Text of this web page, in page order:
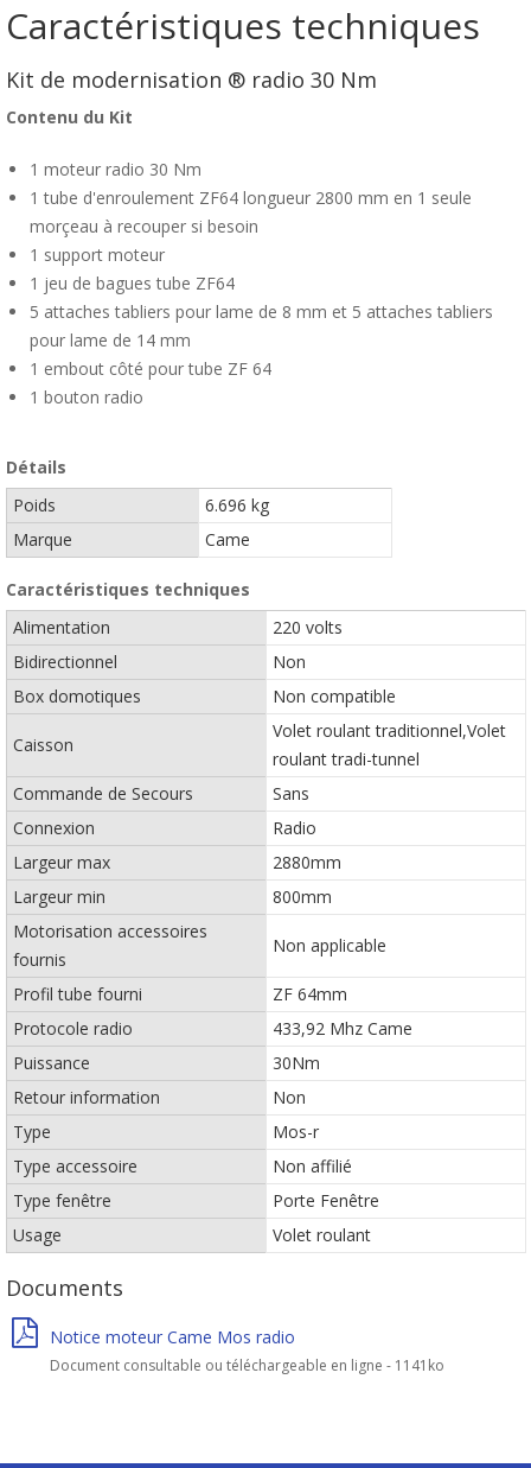
Caractéristiques techniques
Kit de modernisation ® radio 30 Nm
Contenu du Kit
1 moteur radio 30 Nm
1 tube d'enroulement ZF64 longueur 2800 mm en 1 seule
morçeau à recouper si besoin
1 support moteur
1 jeu de bagues tube ZF64
5 attaches tabliers pour lame de 8 mm et 5 attaches tabliers
pour lame de 14 mm
1 embout côté pour tube ZF 64
1 bouton radio
Détails
Poids
6.696 kg
Marque
Came
Caractéristiques techniques
Alimentation
220 volts
Bidirectionnel
Non
Box domotiques
Non compatible
Caisson
Volet roulant traditionnel,Volet
roulant tradi-tunnel
Commande de Secours
Sans
Connexion
Radio
Largeur max
2880mm
Largeur min
800mm
Motorisation accessoires
fournis
Non applicable
Profil tube fourni
ZF 64mm
Protocole radio
433,92 Mhz Came
Puissance
30Nm
Retour information
Non
Type
Mos-r
Type accessoire
Non affilié
Type fenêtre
Porte Fenêtre
Usage
Volet roulant
Documents
Notice moteur Came Mos radio
Document consultable ou téléchargeable en ligne - 1141ko